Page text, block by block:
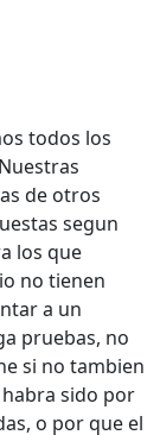
todos los
de otros
segun
los que
no tienen
a un
pruebas, no
si no tambien
sido por
o por que el